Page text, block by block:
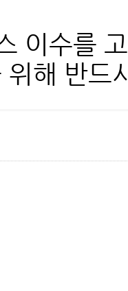
이수를
해 반드